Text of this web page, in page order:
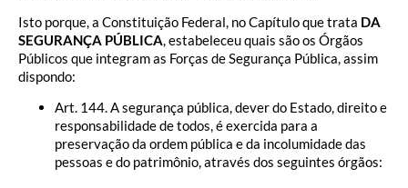
Isto porque, a Constituição Federal, no Capítulo que trata DA
SEGURANÇA PÚBLICA , estabeleceu quais são os Órgãos
Públicos que integram as Forças de Segurança Pública, assim
dispondo:
Art. 144. A segurança pública, dever do Estado, direito e
responsabilidade de todos, é exercida para a
preservação da ordem pública e da incolumidade das
pessoas e do patrimônio, através dos seguintes órgãos: